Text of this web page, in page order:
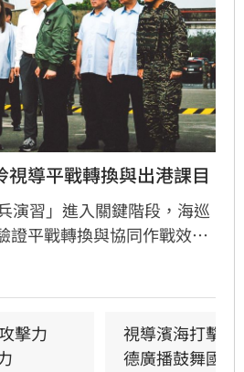
視導平戰轉換與出港課目
演習」進入關鍵階段，海巡
證平戰轉換與協同作戰效
玲親赴台北港與左營軍港視
擊力
視導濱海打擊
德廣播鼓舞國軍